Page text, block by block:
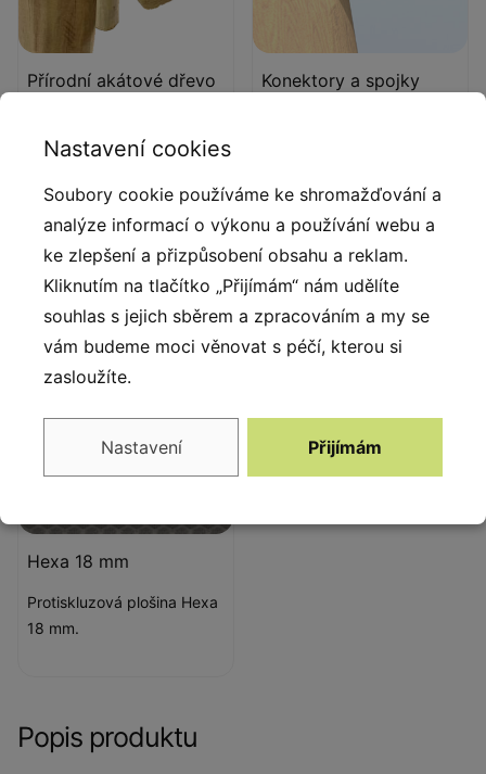
Přírodní akátové dřevo
evropských plantáží s
zaručuje, že výrobky
pocházejí z odpovědně
obhospodařovaných lesů.
Životnost až 15 let.
Konektory a spojky
Hexa 18 mm
Protiskluzová plošina Hexa
18 mm.
Popis produktu
Nastavení cookies
Soubory cookie používáme ke shromažďování a
analýze informací o výkonu a používání webu a
ke zlepšení a přizpůsobení obsahu a reklam.
Kliknutím na tlačítko „Přijímám“ nám udělíte
souhlas s jejich sběrem a zpracováním a my se
vám budeme moci věnovat s péčí, kterou si
zasloužíte.
Nastavení Přijímám